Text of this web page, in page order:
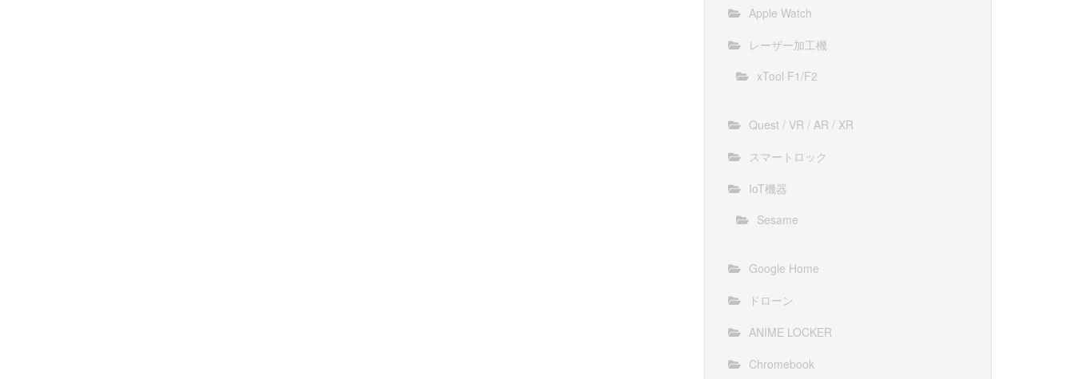
Apple Watch
レーザー加工機
xTool F1/F2
Quest / VR / AR / XR
スマートロック
IoT機器
Sesame
Google Home
ドローン
ANIME LOCKER
Chromebook